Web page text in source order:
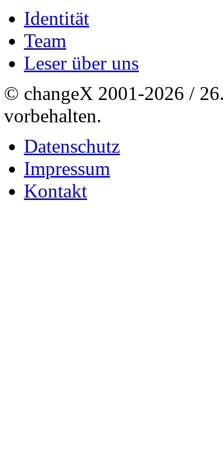
Identität
Team
Leser über uns
© changeX 2001-2026 /
vorbehalten.
Datenschutz
Impressum
Kontakt